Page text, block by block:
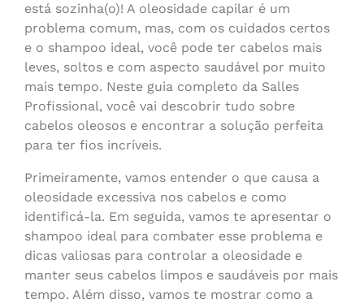
está sozinha(o)! A oleosidade capilar é um
problema comum, mas, com os cuidados certos
e o shampoo ideal, você pode ter cabelos mais
leves, soltos e com aspecto saudável por muito
mais tempo. Neste guia completo da Salles
Profissional, você vai descobrir tudo sobre
cabelos oleosos e encontrar a solução perfeita
para ter fios incríveis.
Primeiramente, vamos entender o que causa a
oleosidade excessiva nos cabelos e como
identificá-la. Em seguida, vamos te apresentar o
shampoo ideal para combater esse problema e
dicas valiosas para controlar a oleosidade e
manter seus cabelos limpos e saudáveis por mais
tempo. Além disso, vamos te mostrar como a